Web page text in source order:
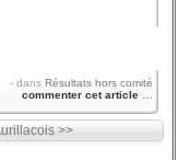
- dans Résultats hors comité
commenter cet article
>>